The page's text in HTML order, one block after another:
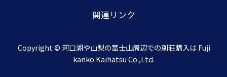
関連リンク
Copyright © 河口湖や山梨の富士山周辺での別荘購入は Fuji
kanko Kaihatsu Co.,Ltd.